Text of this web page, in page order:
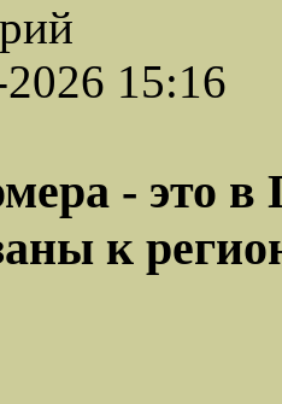
15:16
- это в
к